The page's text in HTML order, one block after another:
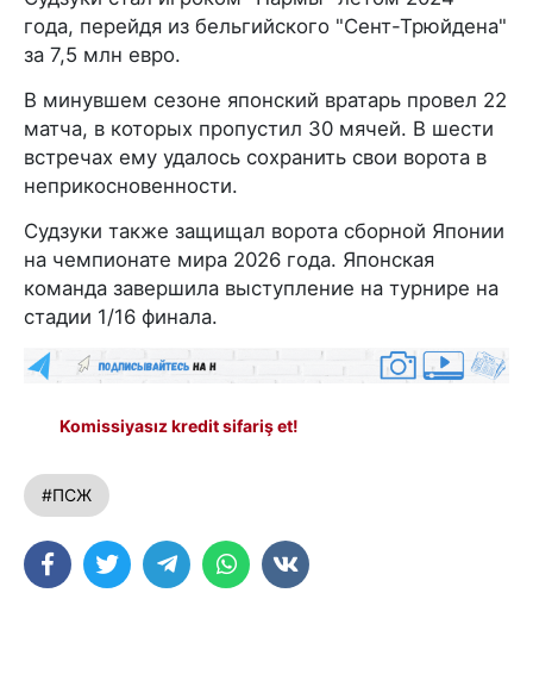
года, перейдя из бельгийского "Сент-Трюйдена"
за 7,5 млн евро.
В минувшем сезоне японский вратарь провел 22
матча, в которых пропустил 30 мячей. В шести
встречах ему удалось сохранить свои ворота в
неприкосновенности.
Судзуки также защищал ворота сборной Японии
на чемпионате мира 2026 года. Японская
команда завершила выступление на турнире на
стадии 1/16 финала.
Komissiyasız kredit sifariş et!
#ПСЖ